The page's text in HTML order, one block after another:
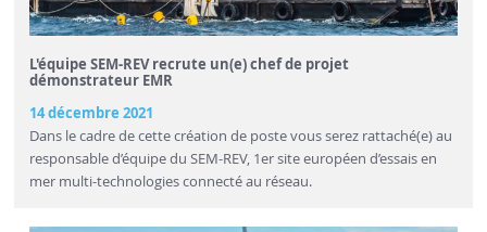
L'équipe SEM-REV recrute un(e) chef de projet
démonstrateur EMR
14 décembre 2021
Dans le cadre de cette création de poste vous serez rattaché(e) au
responsable d’équipe du SEM-REV, 1er site européen d’essais en
mer multi-technologies connecté au réseau.